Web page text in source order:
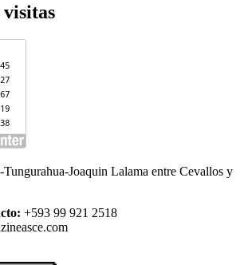
Tungurahua-Joaquin Lalama entre Cevallos y
+593 99 921 2518